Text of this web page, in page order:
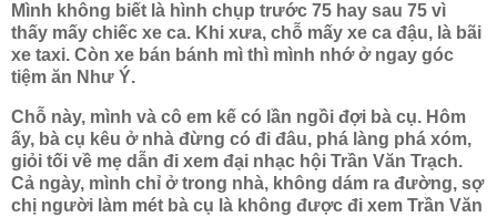
Mình không biết là hình chụp trước 75 hay sau 75 vì
thấy mấy chiếc xe ca. Khi xưa, chỗ mấy xe ca đậu, là bãi
xe taxi. Còn xe bán bánh mì thì mình nhớ ở ngay góc
tiệm ăn Như Ý.
Chỗ này, mình và cô em kế có lần ngồi đợi bà cụ. Hôm
ấy, bà cụ kêu ở nhà đừng có đi đâu, phá làng phá xóm,
giỏi tối về mẹ dẫn đi xem đại nhạc hội Trần Văn Trạch.
Cả ngày, mình chỉ ở trong nhà, không dám ra đường, sợ
chị người làm mét bà cụ là không được đi xem Trần Văn